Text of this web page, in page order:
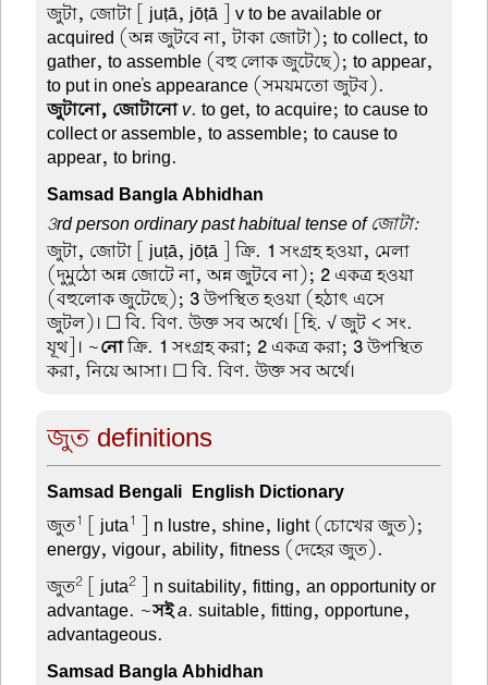
জুটা, জোটা [ juṭā, jōṭā ] v to be available or
acquired (অন্ন জুটবে না, টাকা জোটা); to collect, to
gather, to assemble (বহু লোক জুটেছে); to appear,
to put in one's appearance (সময়মতো জুটব).
জুটানো, জোটানো v. to get, to acquire; to cause to
collect or assemble, to assemble; to cause to
appear, to bring.
Samsad Bangla Abhidhan
3rd person ordinary past habitual tense of জোটা:
জুটা, জোটা [ juṭā, jōṭā ] ক্রি. 1 সংগ্রহ হওয়া, মেলা
(দুমুঠো অন্ন জোটে না, অন্ন জুটবে না); 2 একত্র হওয়া
(বহুলোক জুটেছে); 3উপস্থিত হওয়া (হঠাৎ এসে
জুটল)। ☐ বি. বিণ. উক্ত সব অর্থে। [হি. √ জুট < সং.
যূথ]। ~নোক্রি. 1 সংগ্রহ করা; 2 একত্র করা; 3উপস্থিত
করা, নিয়ে আসা। ☐ বি. বিণ. উক্ত সব অর্থে।
জুত definitions
Samsad Bengali-English Dictionary
জুত1 [ juta1
] n lustre, shine, light (চোখের জুত);
energy, vigour, ability, fitness (দেহের জুত).
জুত2 [ juta2
] n suitability, fitting, an opportunity or
advantage. ~সইa. suitable, fitting, opportune,
advantageous.
Samsad Bangla Abhidhan